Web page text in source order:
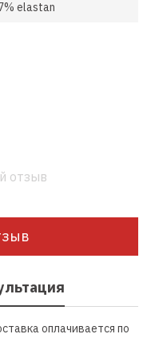
elastan
отзыв
оплачивается по